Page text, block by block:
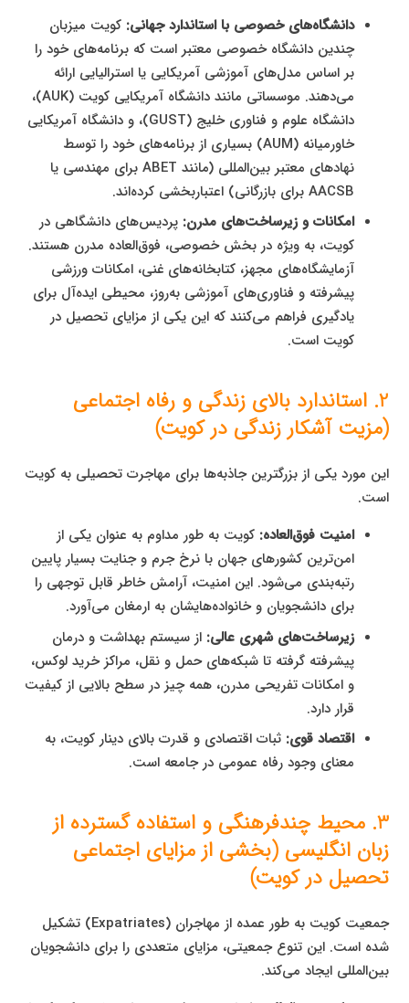
دانشگاه‌های خصوصی با استاندارد جهانی: کویت میزبان
چندین دانشگاه خصوصی معتبر است که برنامه‌های خود را
بر اساس مدل‌های آموزشی آمریکایی یا استرالیایی ارائه
می‌دهند. موسساتی مانند دانشگاه آمریکایی کویت (AUK)،
دانشگاه علوم و فناوری خلیج (GUST)، و دانشگاه آمریکایی
خاورمیانه (AUM) بسیاری از برنامه‌های خود را توسط
نهادهای معتبر بین‌المللی (مانند ABET برای مهندسی یا
AACSB برای بازرگانی) اعتباربخشی کرده‌اند.
امکانات و زیرساخت‌های مدرن: پردیس‌های دانشگاهی در
کویت، به ویژه در بخش خصوصی، فوق‌العاده مدرن هستند.
آزمایشگاه‌های مجهز، کتابخانه‌های غنی، امکانات ورزشی
پیشرفته و فناوری‌های آموزشی به‌روز، محیطی ایده‌آل برای
یادگیری فراهم می‌کنند که این یکی از مزایای تحصیل در
کویت است.
2. استاندارد بالای زندگی و رفاه اجتماعی
(مزیت آشکار زندگی در کویت)
این مورد یکی از بزرگترین جاذبه‌ها برای مهاجرت تحصیلی به کویت
است.
امنیت فوق‌العاده: کویت به طور مداوم به عنوان یکی از
امن‌ترین کشورهای جهان با نرخ جرم و جنایت بسیار پایین
رتبه‌بندی می‌شود. این امنیت، آرامش خاطر قابل توجهی را
برای دانشجویان و خانواده‌هایشان به ارمغان می‌آورد.
زیرساخت‌های شهری عالی: از سیستم بهداشت و درمان
پیشرفته گرفته تا شبکه‌های حمل و نقل، مراکز خرید لوکس،
و امکانات تفریحی مدرن، همه چیز در سطح بالایی از کیفیت
قرار دارد.
اقتصاد قوی: ثبات اقتصادی و قدرت بالای دینار کویت، به
معنای وجود رفاه عمومی در جامعه است.
3. محیط چندفرهنگی و استفاده گسترده از
زبان انگلیسی (بخشی از مزایای اجتماعی
تحصیل در کویت)
جمعیت کویت به طور عمده از مهاجران (Expatriates) تشکیل
شده است. این تنوع جمعیتی، مزایای متعددی را برای دانشجویان
بین‌المللی ایجاد می‌کند.